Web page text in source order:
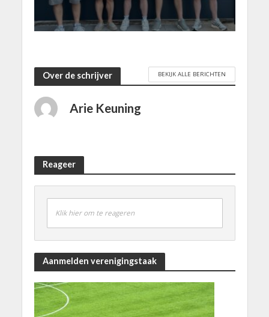
Over de schrijver BEKIJK ALLE BERICHTEN
Arie Keuning
Reageer
Klik hier om te reageren
Aanmelden verenigingstaak